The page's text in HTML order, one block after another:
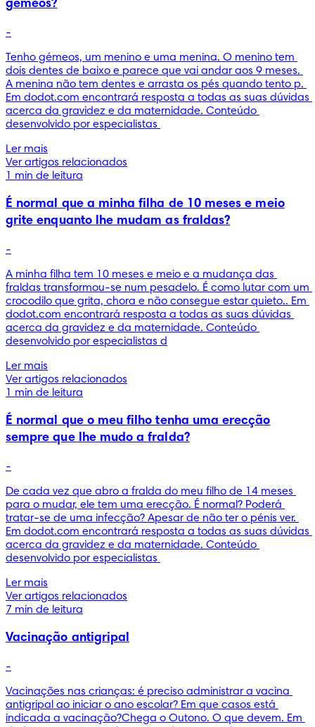
gémeos?
-
Tenho gémeos, um menino e uma menina. O menino tem
dois dentes de baixo e parece que vai andar aos 9 meses.
A menina não tem dentes e arrasta os pés quando tento p.
Em dodot.com encontrará resposta a todas as suas dúvidas
acerca da gravidez e da maternidade. Conteúdo
desenvolvido por especialistas
Ler mais
Ver artigos relacionados
1 min de leitura
É normal que a minha filha de 10 meses e meio
grite enquanto lhe mudam as fraldas?
-
A minha filha tem 10 meses e meio e a mudança das
fraldas transformou-se num pesadelo. É como lutar com um
crocodilo que grita, chora e não consegue estar quieto.. Em
dodot.com encontrará resposta a todas as suas dúvidas
acerca da gravidez e da maternidade. Conteúdo
desenvolvido por especialistas d
Ler mais
Ver artigos relacionados
1 min de leitura
É normal que o meu filho tenha uma erecção
sempre que lhe mudo a fralda?
-
De cada vez que abro a fralda do meu filho de 14 meses
para o mudar, ele tem uma erecção. É normal? Poderá
tratar-se de uma infecção? Apesar de não ter o pénis ver.
Em dodot.com encontrará resposta a todas as suas dúvidas
acerca da gravidez e da maternidade. Conteúdo
desenvolvido por especialistas
Ler mais
Ver artigos relacionados
7 min de leitura
Vacinação antigripal
-
Vacinações nas crianças: é preciso administrar a vacina
antigripal ao iniciar o ano escolar? Em que casos está
indicada a vacinação?Chega o Outono. O que devem. Em